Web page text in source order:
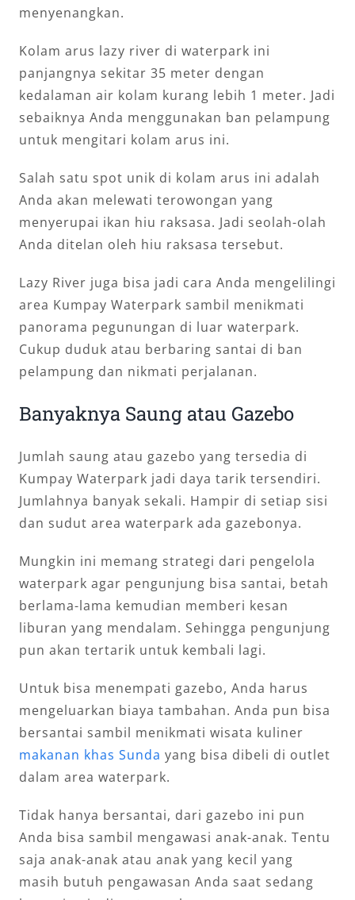
menyenangkan.
Kolam arus lazy river di waterpark ini
panjangnya sekitar 35 meter dengan
kedalaman air kolam kurang lebih 1 meter. Jadi
sebaiknya Anda menggunakan ban pelampung
untuk mengitari kolam arus ini.
Salah satu spot unik di kolam arus ini adalah
Anda akan melewati terowongan yang
menyerupai ikan hiu raksasa. Jadi seolah-olah
Anda ditelan oleh hiu raksasa tersebut.
Lazy River juga bisa jadi cara Anda mengelilingi
area Kumpay Waterpark sambil menikmati
panorama pegunungan di luar waterpark.
Cukup duduk atau berbaring santai di ban
pelampung dan nikmati perjalanan.
Banyaknya Saung atau Gazebo
Jumlah saung atau gazebo yang tersedia di
Kumpay Waterpark jadi daya tarik tersendiri.
Jumlahnya banyak sekali. Hampir di setiap sisi
dan sudut area waterpark ada gazebonya.
Mungkin ini memang strategi dari pengelola
waterpark agar pengunjung bisa santai, betah
berlama-lama kemudian memberi kesan
liburan yang mendalam. Sehingga pengunjung
pun akan tertarik untuk kembali lagi.
Untuk bisa menempati gazebo, Anda harus
mengeluarkan biaya tambahan. Anda pun bisa
bersantai sambil menikmati wisata kuliner
makanan khas Sunda yang bisa dibeli di outlet
dalam area waterpark.
Tidak hanya bersantai, dari gazebo ini pun
Anda bisa sambil mengawasi anak-anak. Tentu
saja anak-anak atau anak yang kecil yang
masih butuh pengawasan Anda saat sedang